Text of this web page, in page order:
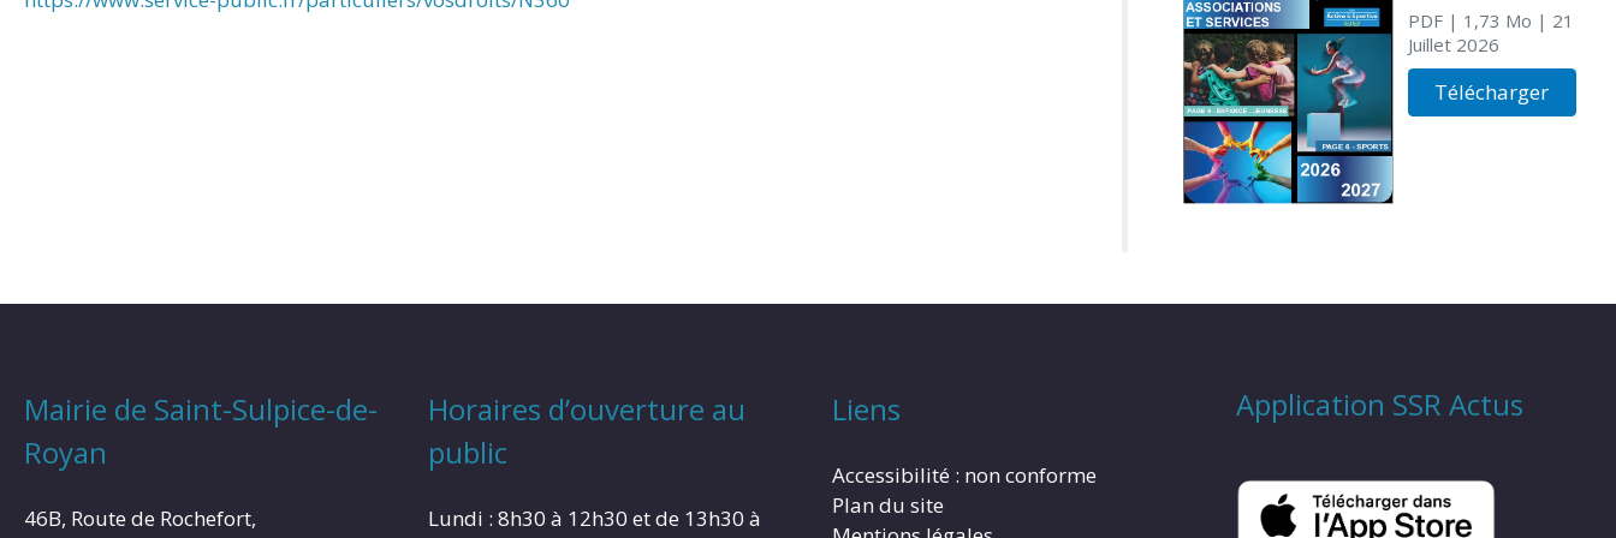
PDF| 1,73 Mo | 21
Juillet 2026
Télécharger
Mairie de Saint-Sulpice-de-
Royan
46B, Route de Rochefort,
Horaires d’ouverture au
public
Lundi : 8h30 à 12h30 et de 13h30 à
Liens
Accessibilité : non conforme
Plan du site
Application SSR Actus